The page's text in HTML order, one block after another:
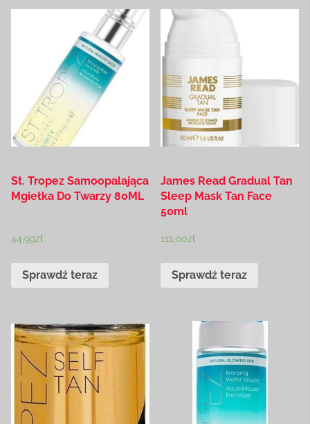
St. Tropez Samoopalająca
Mgiełka Do Twarzy 80ML
44,99zł
Sprawdź teraz
James Read Gradual Tan
Sleep Mask Tan Face
50ml
111,00zł
Sprawdź teraz